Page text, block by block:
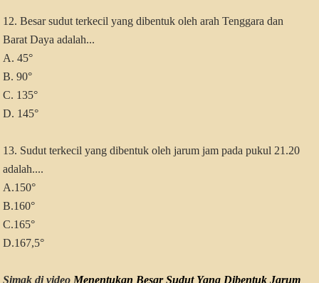
12. Besar sudut terkecil yang dibentuk oleh arah Tenggara dan
Barat Daya adalah...
A. 45°
B. 90°
C. 135°
D. 145°
13. Sudut terkecil yang dibentuk oleh jarum jam pada pukul 21.20
adalah....
A.150°
B.160°
C.165°
D.167,5°
Simak di video Menentukan Besar Sudut Yang Dibentuk Jarum